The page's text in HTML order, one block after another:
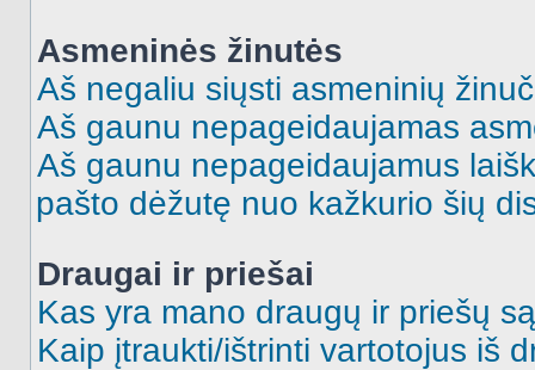
Asmeninės žinutės
Aš negaliu siųsti asmeninių
Aš gaunu nepageidaujamas
Aš gaunu nepageidaujamus
pašto dėžutę nuo kažkurio šių
Draugai ir priešai
Kas yra mano draugų ir priešų
Kaip įtraukti/ištrinti vartotojus iš